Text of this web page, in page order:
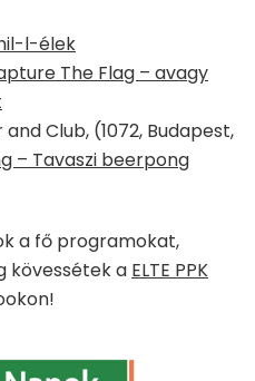
l-élek
The Flag – avagy
Club, (1072, Budapest,
– Tavaszi beerpong
a fő programokat,
kövessétek a ELTE PPK